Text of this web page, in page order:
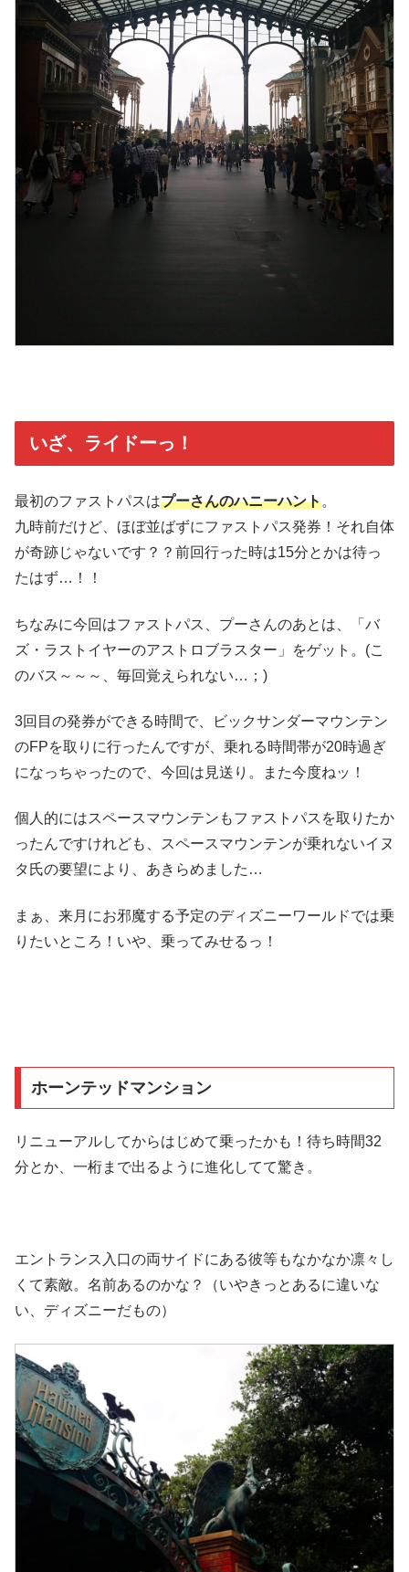
いざ、ライドーっ！
最初のファストパスはプーさんのハニーハント。
九時前だけど、ほぼ並ばずにファストパス発券！それ自体
が奇跡じゃないです？？前回行った時は15分とかは待っ
たはず…！！
ちなみに今回はファストパス、プーさんのあとは、「バ
ズ・ラストイヤーのアストロブラスター」をゲット。(こ
のバス～～～、毎回覚えられない…；)
3回目の発券ができる時間で、ビックサンダーマウンテン
のFPを取りに行ったんですが、乗れる時間帯が20時過ぎ
になっちゃったので、今回は見送り。また今度ねッ！
個人的にはスペースマウンテンもファストパスを取りたか
ったんですけれども、スペースマウンテンが乗れないイヌ
タ氏の要望により、あきらめました…
まぁ、来月にお邪魔する予定のディズニーワールドでは乗
りたいところ！いや、乗ってみせるっ！
ホーンテッドマンション
リニューアルしてからはじめて乗ったかも！待ち時間32
分とか、一桁まで出るように進化してて驚き。
エントランス入口の両サイドにある彼等もなかなか凛々し
くて素敵。名前あるのかな？（いやきっとあるに違いな
い、ディズニーだもの）